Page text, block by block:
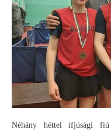
Néhány héttel ifjúsági